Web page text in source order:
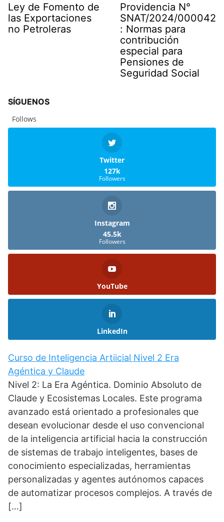
Ley de Fomento de
las Exportaciones
no Petroleras
Providencia N°
SNAT/2024/000042
: Normas para
contribución
especial para
Pensiones de
Seguridad Social
SÍGUENOS
Follows
Twitter
127k
Followers
Instagram
45.5k
Followers
YouTube
LinkedIn
Curso de Inteligencia Artiicial Nivel 2 Era
Agéntica y Claude
Nivel 2: La Era Agéntica. Dominio Absoluto de
Claude y Ecosistemas Locales. Este programa
avanzado está orientado a profesionales que
desean evolucionar desde el uso convencional
de la inteligencia artificial hacia la construcción
de sistemas de trabajo inteligentes, bases de
conocimiento especializadas, herramientas
personalizadas y agentes autónomos capaces
de automatizar procesos complejos. A través de
[…]